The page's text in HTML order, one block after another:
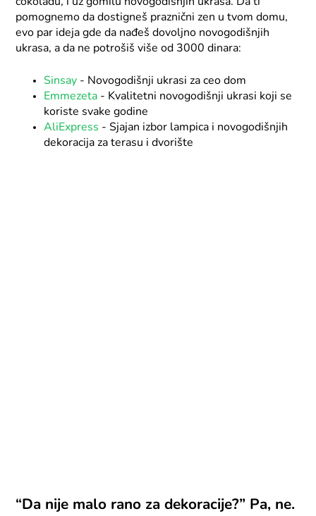
pomognemo da dostigneš praznični zen u tvom domu,
evo par ideja gde da nađeš dovoljno novogodišnjih
ukrasa, a da ne potrošiš više od 3000 dinara:
Sinsay - Novogodišnji ukrasi za ceo dom
Emmezeta - Kvalitetni novogodišnji ukrasi koji se
koriste svake godine
AliExpress - Sjajan izbor lampica i novogodišnjih
dekoracija za terasu i dvorište
“Da nije malo rano za dekoracije?” Pa, ne.